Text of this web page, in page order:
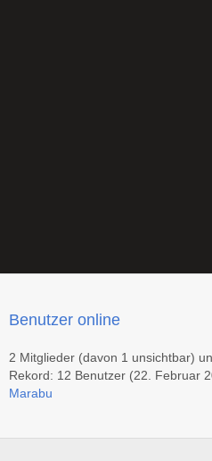
Benutzer online
2 Mitglieder (davon 1 unsichtbar)
Rekord: 12 Benutzer (22. Februar
Marabu